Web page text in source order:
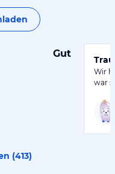
Gut
Wir
war
(413)